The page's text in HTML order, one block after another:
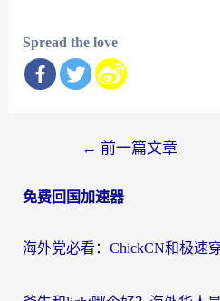
Spread the love
导
← 前一篇文章
免费回国加速器